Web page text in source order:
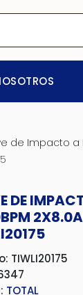
de Impacto a
DE
TIWLI20175
TOTAL